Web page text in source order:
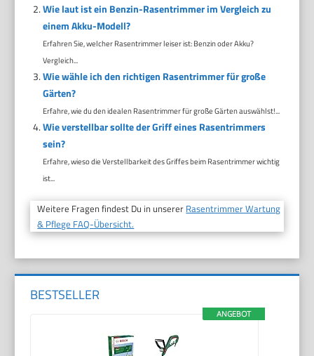
Wie laut ist ein Benzin-Rasentrimmer im Vergleich zu
einem Akku-Modell?
Erfahren Sie, welcher Rasentrimmer leiser ist: Benzin oder Akku?
Vergleich...
Wie wähle ich den richtigen Rasentrimmer für große
Gärten?
Erfahre, wie du den idealen Rasentrimmer für große Gärten auswählst!...
Wie verstellbar sollte der Griff eines Rasentrimmers
sein?
Erfahre, wieso die Verstellbarkeit des Griffes beim Rasentrimmer wichtig
ist...
Weitere Fragen findest Du in unserer Rasentrimmer Wartung
& Pflege FAQ-Übersicht.
BESTSELLER
ANGEBOT